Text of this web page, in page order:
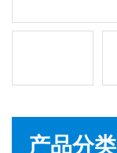
产品分类